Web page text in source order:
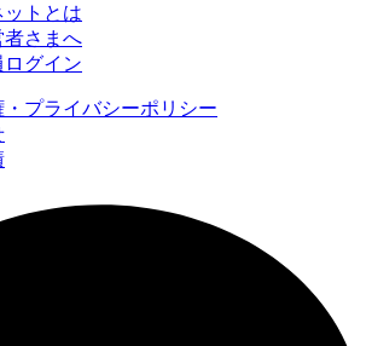
トとは
者さまへ
ログイン
プライバシーポリシー